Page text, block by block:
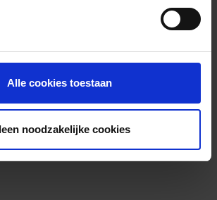
Alle cookies toestaan
noodzakelijke cookies